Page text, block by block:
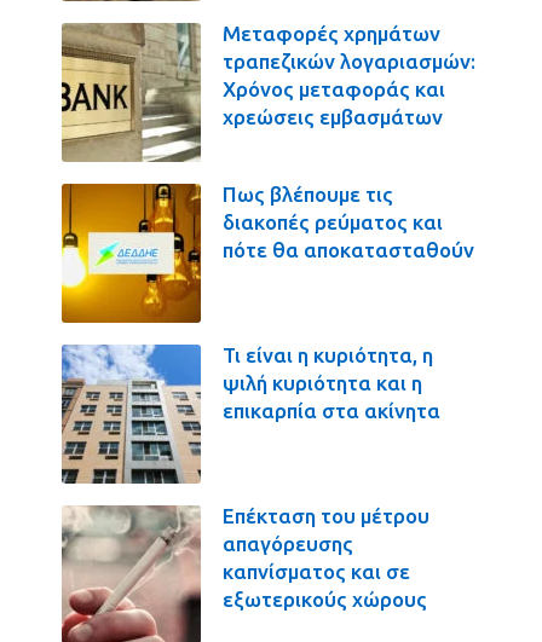
Μεταφορές χρημάτων
τραπεζικών λογαριασμών:
Χρόνος μεταφοράς και
χρεώσεις εμβασμάτων
Πως βλέπουμε τις
διακοπές ρεύματος και
πότε θα αποκατασταθούν
Τι είναι η κυριότητα, η
ψιλή κυριότητα και η
επικαρπία στα ακίνητα
Επέκταση του μέτρου
απαγόρευσης
καπνίσματος και σε
εξωτερικούς χώρους